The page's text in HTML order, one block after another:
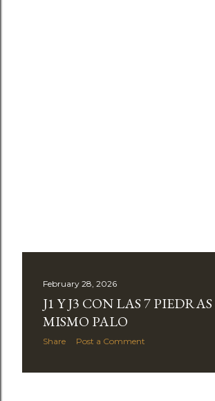
February 28, 2026
J1 Y J3 CON LAS 7
MISMO PALO
Share Post a Comment